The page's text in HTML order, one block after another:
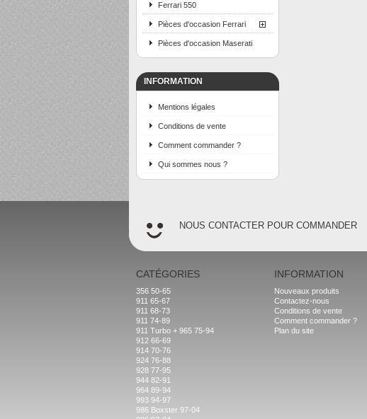
Ferrari 550
Pièces d'occasion Ferrari
Pièces d'occasion Maserati
INFORMATION
Mentions légales
Conditions de vente
Comment commander ?
Qui sommes nous ?
NOUS CONTACTER POUR COMMANDER
CATÉGORIES
356 50-65
911 65-67
911 68-73
911 74-89
911 Turbo + 965 75-94
912 66-69
914 70-76
924 76-88
928 77-95
944 82-91
964 89-94
993 94-97
986 Boxster 97-04
INFORMATION
Nouveaux produits
Contactez-nous
Conditions de vente
Comment commander ?
Plan du site